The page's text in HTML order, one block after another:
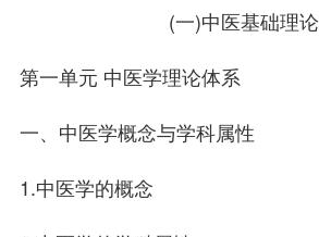
(一)中医基础理论
第一单元 中医学理论体系
一、中医学概念与学科属性
1.中医学的概念